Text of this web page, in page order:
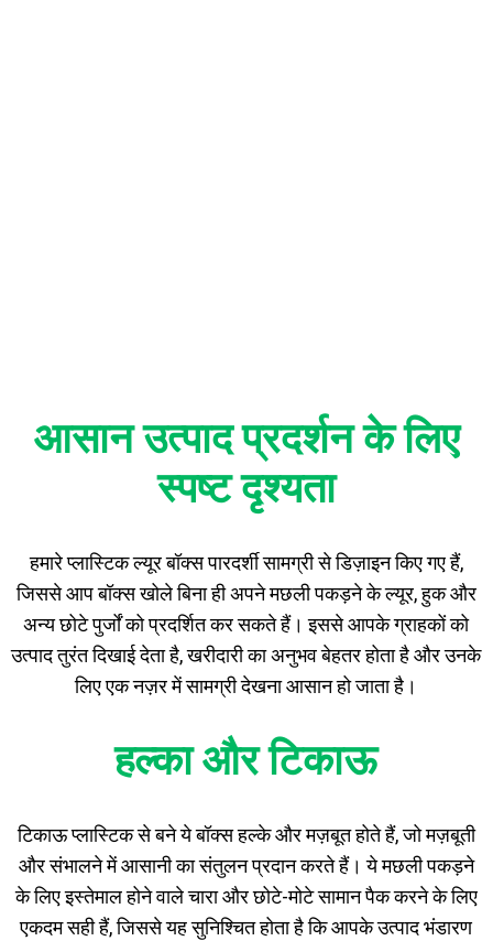
आसान उत्पाद प्रदर्शन के लिए
स्पष्ट दृश्यता
हमारे प्लास्टिक ल्यूर बॉक्स पारदर्शी सामग्री से डिज़ाइन किए गए हैं,
जिससे आप बॉक्स खोले बिना ही अपने मछली पकड़ने के ल्यूर, हुक और
अन्य छोटे पुर्जों को प्रदर्शित कर सकते हैं। इससे आपके ग्राहकों को
उत्पाद तुरंत दिखाई देता है, खरीदारी का अनुभव बेहतर होता है और उनके
लिए एक नज़र में सामग्री देखना आसान हो जाता है।
हल्का और टिकाऊ
टिकाऊ प्लास्टिक से बने ये बॉक्स हल्के और मज़बूत होते हैं, जो मज़बूती
और संभालने में आसानी का संतुलन प्रदान करते हैं। ये मछली पकड़ने
के लिए इस्तेमाल होने वाले चारा और छोटे-मोटे सामान पैक करने के लिए
एकदम सही हैं, जिससे यह सुनिश्चित होता है कि आपके उत्पाद भंडारण